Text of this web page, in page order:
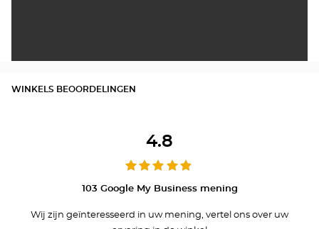
WINKELS BEOORDELINGEN
4.8
103 Google My Business mening
Wij zijn geïnteresseerd in uw mening, vertel ons over uw